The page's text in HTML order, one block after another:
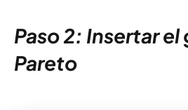
Paso 2: Insertar
Pareto